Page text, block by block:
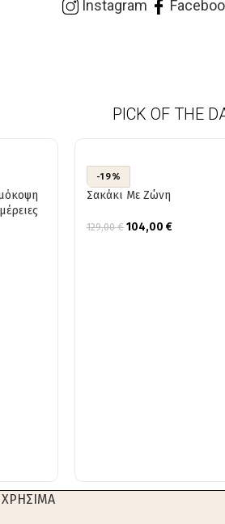
Instagram
PICK OF THE
-19%
Σακάκι Με Ζώνη
129,00€ 104,00 €
ΧΡΗΣΙΜΑ